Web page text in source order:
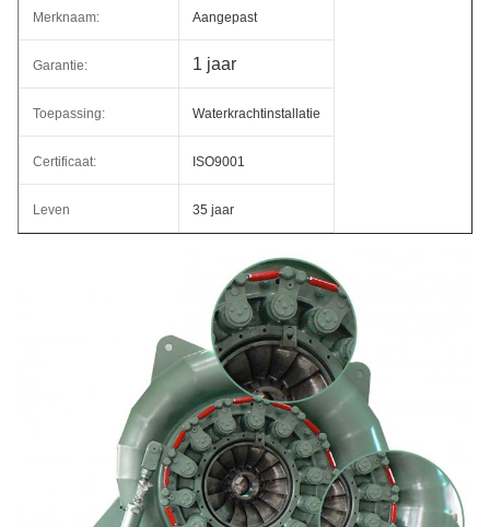
Merknaam: Aangepast
Garantie: 1 jaar
Toepassing: Waterkrachtinstallatie
Certificaat: ISO9001
Leven 35 jaar